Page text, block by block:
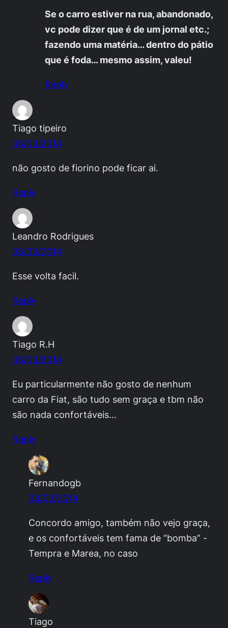
Se o carro estiver na rua, abandonado,
vc pode dizer que é de um jornal etc.;
fazendo uma matéria… dentro do pátio
que é foda… mesmo assim, valeu!
Reply
Tiago tipeiro
08/03/2014
não gosto de fiorino pode ficar ai.
Reply
Leandro Rodrigues
08/03/2014
Esse volta facil.
Reply
Tiago R.H
08/03/2014
Eu particularmente não gosto de nenhum
carro da Fiat, são tudo sem graça e tbm não
são nada confortáveis…
Reply
Fernandogb
08/03/2014
Concordo amigo, também não vejo graça,
e os confortáveis tem fama de “bomba” -
Tempra e Marea, no caso
Reply
Tiago